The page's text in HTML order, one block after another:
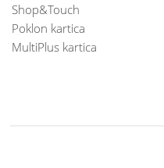
Shop&Touch
Poklon kartica
MultiPlus kartica